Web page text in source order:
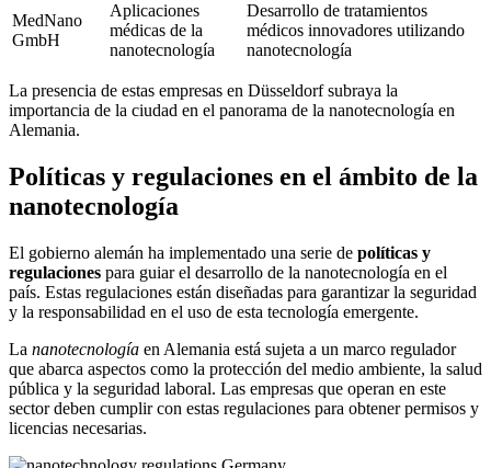
MedNano
GmbH
Aplicaciones
médicas de la
nanotecnología
Desarrollo de tratamientos
médicos innovadores utilizando
nanotecnología
La presencia de estas empresas en Düsseldorf subraya la
importancia de la ciudad en el panorama de la nanotecnología en
Alemania.
Políticas y regulaciones en el ámbito de la
nanotecnología
El gobierno alemán ha implementado una serie de políticas y
regulaciones para guiar el desarrollo de la nanotecnología en el
país. Estas regulaciones están diseñadas para garantizar la seguridad
y la responsabilidad en el uso de esta tecnología emergente.
La nanotecnología en Alemania está sujeta a un marco regulador
que abarca aspectos como la protección del medio ambiente, la salud
pública y la seguridad laboral. Las empresas que operan en este
sector deben cumplir con estas regulaciones para obtener permisos y
licencias necesarias.